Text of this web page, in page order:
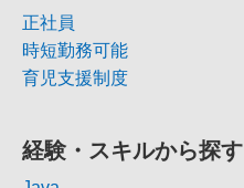
正社員
時短勤務可能
育児支援制度
経験・スキルから探す